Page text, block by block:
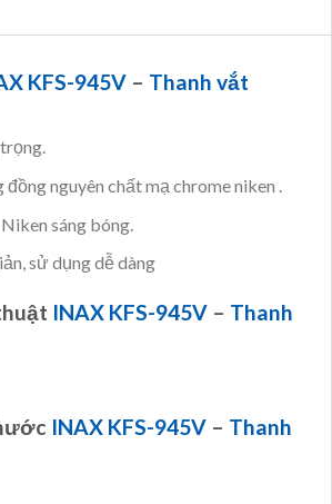
KFS-945V – Thanh vắt
nguyên chất mạ chrome niken .
sáng bóng.
sử dụng dễ dàng
INAX KFS-945V – Thanh
INAX KFS-945V – Thanh